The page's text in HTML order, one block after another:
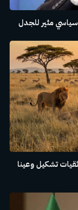
مثير للجدل
تشكيل وعينا